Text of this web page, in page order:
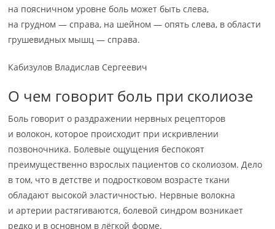
на поясничном уровне боль может быть слева,
на грудном — справа, на шейном — опять слева, в области
грушевидных мышц — справа.
Кабизулов Владислав Сергеевич
О чем говорит боль при сколиозе
Боль говорит о раздражении нервных рецепторов
и волокон, которое происходит при искривлении
позвоночника. Болевые ощущения беспокоят
преимущественно взрослых пациентов со сколиозом. Дело
в том, что в детстве и подростковом возрасте ткани
обладают высокой эластичностью. Нервные волокна
и артерии растягиваются, болевой синдром возникает
редко и в основном в лёгкой форме.